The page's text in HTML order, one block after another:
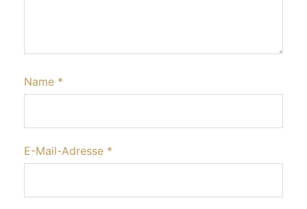
Name *
E-Mail-Adresse *